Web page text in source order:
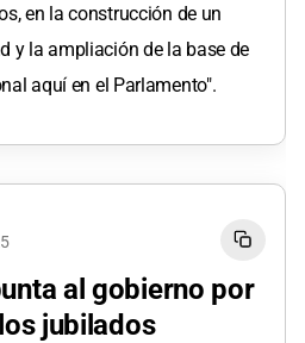
en la construcción de un
y la ampliación de la base de
aquí en el Parlamento".
al gobierno por
jubilados